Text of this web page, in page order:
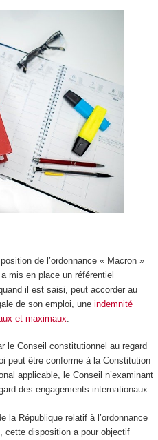
de l’ordonnance « Macron »
mis en place un référentiel
il est saisi, peut accorder au
de son emploi, une indemnité
et maximaux
le Conseil constitutionnel au regard
peut être conforme à la Constitution
applicable, le Conseil n’examinant
des engagements internationaux.
la République relatif à l’ordonnance
cette disposition a pour objectif